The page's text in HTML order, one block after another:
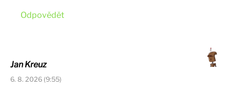
Odpovědět
Jan Kreuz
6. 8. 2026 (9:55)